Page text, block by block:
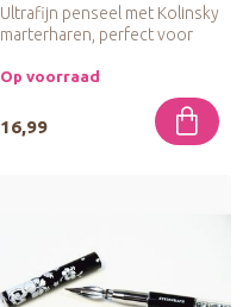
Ultrafijn penseel met Kolinsky
marterharen, perfect voor
Op voorraad
16,99